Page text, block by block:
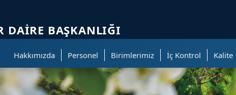
DAIRE BAŞKANLIĞI
Hakkımızda Personel Birimlerimiz İç Kontrol Kalite